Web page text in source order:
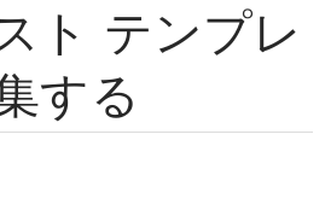
ト テンプレ
する